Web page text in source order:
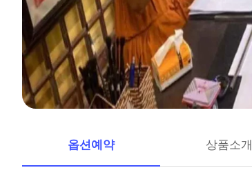
옵션예약 상품소개